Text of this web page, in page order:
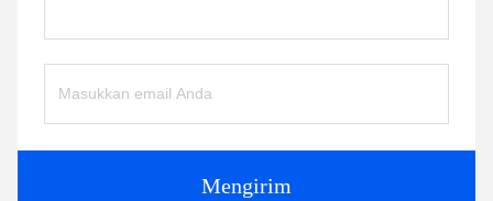
Mengirim